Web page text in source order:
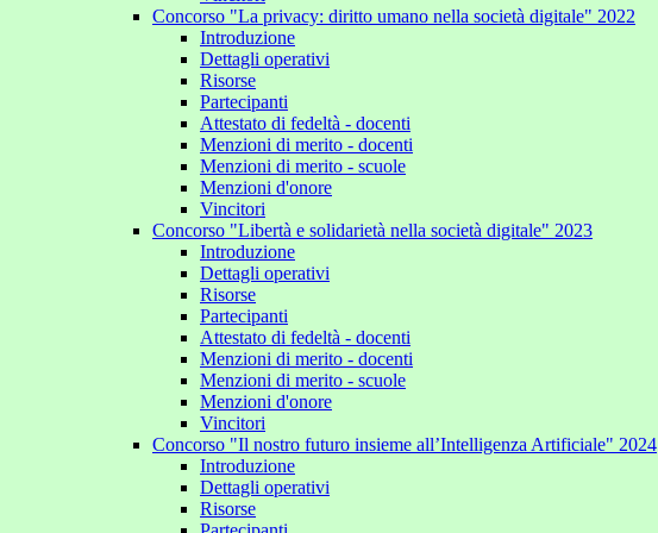
Concorso "La privacy: diritto umano nella società digitale" 2022
Introduzione
Dettagli operativi
Risorse
Partecipanti
Attestato di fedeltà - docenti
Menzioni di merito - docenti
Menzioni di merito - scuole
Menzioni d'onore
Vincitori
Concorso "Libertà e solidarietà nella società digitale" 2023
Introduzione
Dettagli operativi
Risorse
Partecipanti
Attestato di fedeltà - docenti
Menzioni di merito - docenti
Menzioni di merito - scuole
Menzioni d'onore
Vincitori
Concorso "Il nostro futuro insieme all’Intelligenza Artificiale" 2024
Introduzione
Dettagli operativi
Risorse